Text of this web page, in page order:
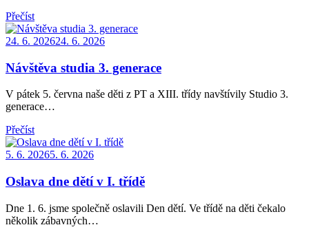
Přečíst
Posted
24. 6. 202624. 6. 2026
Návštěva studia 3. generace
V pátek 5. června naše děti z PT a XIII. třídy navštívily Studio 3.
generace…
Přečíst
Posted
5. 6. 20265. 6. 2026
Oslava dne dětí v I. třídě
Dne 1. 6. jsme společně oslavili Den dětí. Ve třídě na děti čekalo
několik zábavných…